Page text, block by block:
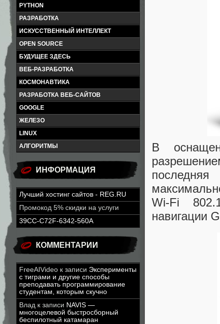
PYTHON
РАЗРАБОТКА
ИСКУССТВЕННЫЙ ИНТЕЛЛЕКТ
OPEN SOURCE
БУДУЩЕЕ ЗДЕСЬ
ВЕБ-РАЗРАБОТКА
КОСМОНАВТИКА
РАЗРАБОТКА ВЕБ-САЙТОВ
GOOGLE
ЖЕЛЕЗО
LINUX
АЛГОРИТМЫ
ИНФОРМАЦИЯ
Лучший хостинг сайтов - REG.RU
Промокод 5% скидки на услуги
39CC-C72F-6342-560A
КОММЕНТАРИИ
FreeAIVideo к записи Эксперименты
с тиграми и другие способы
преподавать программирование
студентам, которым скучно
Влад к записи NAVIS —
многоцелевой быстросборный
беспилотный катамаран
В
Wi-Fi
навигации